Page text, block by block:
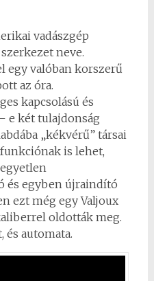
vadászgép
neve.
egy valóban korszerű
az óra.
kapcsolású és
e két tulajdonság
„kékvérű” társai
is lehet,
és egyben újraindító
ezt még egy Valjoux
oldották meg.
és automata.